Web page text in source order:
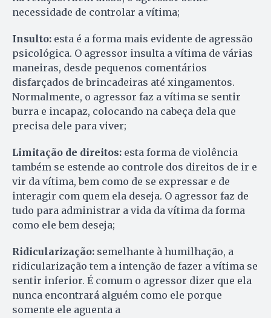
necessidade de controlar a vítima;
Insulto: esta é a forma mais evidente de agressão
psicológica. O agressor insulta a vítima de várias
maneiras, desde pequenos comentários
disfarçados de brincadeiras até xingamentos.
Normalmente, o agressor faz a vítima se sentir
burra e incapaz, colocando na cabeça dela que
precisa dele para viver;
Limitação de direitos: esta forma de violência
também se estende ao controle dos direitos de ir e
vir da vítima, bem como de se expressar e de
interagir com quem ela deseja. O agressor faz de
tudo para administrar a vida da vítima da forma
como ele bem deseja;
Ridicularização: semelhante à humilhação, a
ridicularização tem a intenção de fazer a vítima se
sentir inferior. É comum o agressor dizer que ela
nunca encontrará alguém como ele porque
somente ele aguenta a